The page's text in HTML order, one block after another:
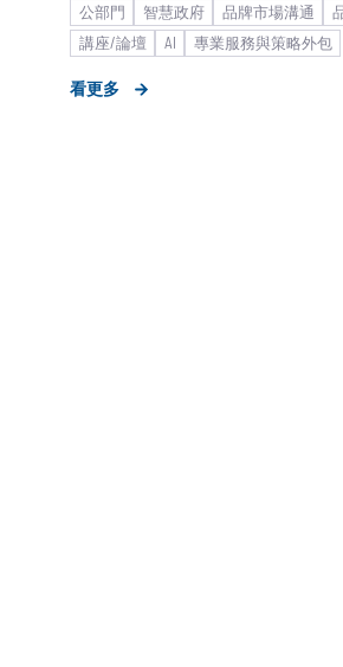
公部門 智慧政府 品牌市場溝通
講座/論壇
AI 專業服務與策略外包
看更多